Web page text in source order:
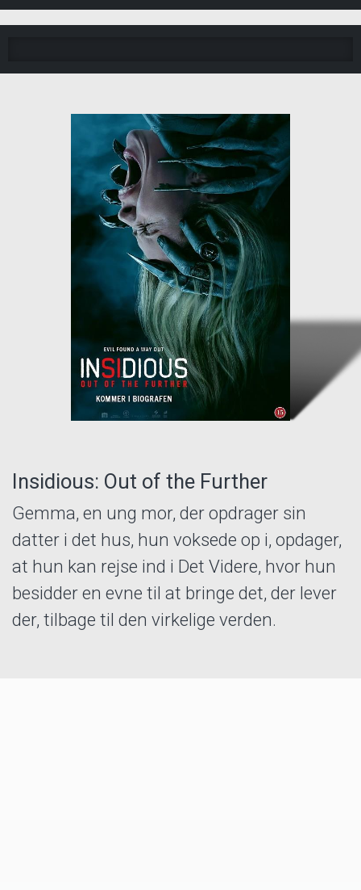
Insidious: Out of the Further
Gemma, en ung mor, der opdrager sin
datter i det hus, hun voksede op i, opdager,
at hun kan rejse ind i Det Videre, hvor hun
besidder en evne til at bringe det, der lever
der, tilbage til den virkelige verden.